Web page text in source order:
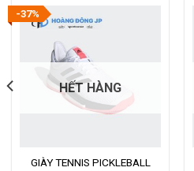
-37%
HẾT HÀNG
GIÀY TENNIS PICKLEBALL